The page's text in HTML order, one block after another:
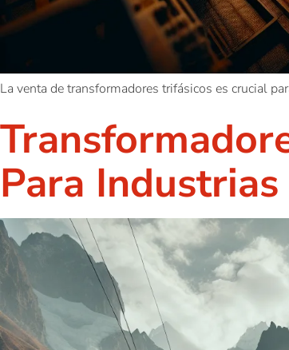
La venta de transformadores trifásicos es crucial
Para